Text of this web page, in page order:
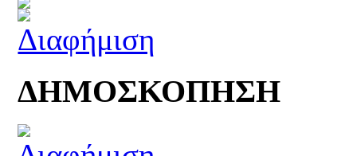
ΔΗΜΟΣΚΟΠΗΣΗ